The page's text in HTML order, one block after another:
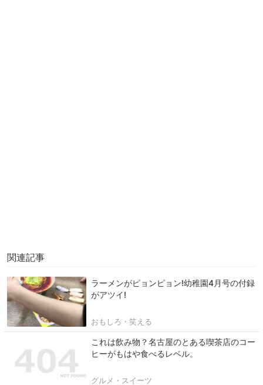
関連記事
ラーメンがピョンピョン!幼稚園4月号の付録
がアツイ!
おもしろ・笑える
これは飲み物？名古屋のとある喫茶店のコー
ヒーがもはや食べるレベル。
グルメ・スイーツ